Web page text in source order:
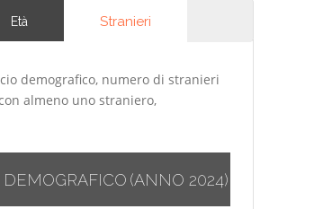
Età Stranieri
demografico, numero di stranieri
almeno uno straniero,
(ANNO 2024)